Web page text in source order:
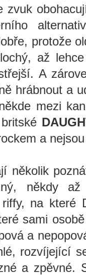
zvuk
protože
až
A
hrábnout a
mezi
a
několik
někdy až
na které
sami
a
rozvíjející
a zpěvné.